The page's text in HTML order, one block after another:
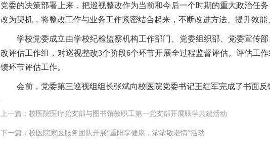
党委的决策部署上来，把巡视整改作为当前和今后一个时期的重大政治任
改为契机，将整改工作与业务工作紧密结合起来，不断改进方法、提升效能
学校党委成立由学校纪检监察机构工作部门、党委组织部、党委宣传
改评估工作组，对巡视整改3个阶段6个环节开展全过程监督评估。评估工
馈环节评估工作。
会前，党委第三巡视组组长张斌向校医院党委书记王红军完成了书面反
上一篇：校医院医疗党支部与图书馆教职工第一党支部开展联学共建活动
下一篇：校医院家医服务团队开展“重阳享健康，浓浓敬老情”活动